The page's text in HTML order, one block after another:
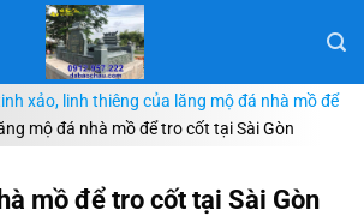
xảo, linh thiêng của lăng mộ đá nhà mồ để
mộ đá nhà mồ để tro cốt tại Sài Gòn
mồ để tro cốt tại Sài Gòn